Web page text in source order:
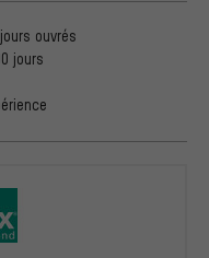
ouvrés
jours